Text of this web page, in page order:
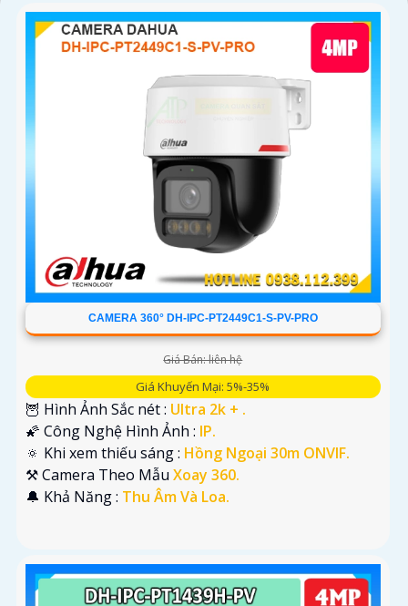
CAMERA 360° DH-IPC-PT2449C1-S-PV-PRO
Giá Bán: liên hệ
Giá Khuyến Mại: 5%-35%
🦉 Hình Ảnh Sắc nét : Ultra 2k + .
🌠 Công Nghệ Hình Ảnh : IP.
🔅 Khi xem thiếu sáng : Hồng Ngoại 30m ONVIF.
⚒ Camera Theo Mẫu Xoay 360.
️🔔 Khả Năng : Thu Âm Và Loa.